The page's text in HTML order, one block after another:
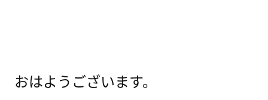
おはようございます。